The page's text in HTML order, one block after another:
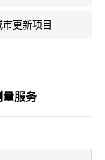
市更新项目
量服务